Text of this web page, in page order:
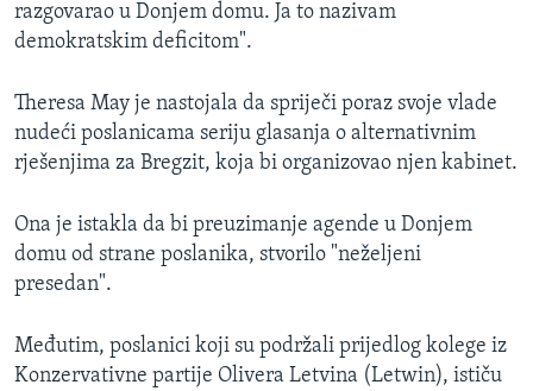
razgovarao u Donjem domu. Ja to nazivam
demokratskim deficitom".
Theresa May je nastojala da spriječi poraz svoje vlade
nudeći poslanicama seriju glasanja o alternativnim
rješenjima za Bregzit, koja bi organizovao njen kabinet.
Ona je istakla da bi preuzimanje agende u Donjem
domu od strane poslanika, stvorilo "neželjeni
presedan".
Međutim, poslanici koji su podržali prijedlog kolege iz
Konzervativne partije Olivera Letvina (Letwin), ističu